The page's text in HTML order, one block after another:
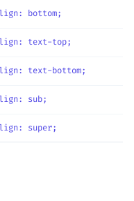
: bottom;
: text-top;
: text-bottom;
: sub;
: super;